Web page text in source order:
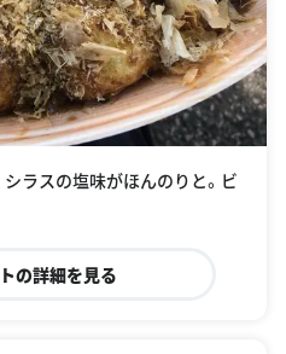
ラスの塩味がほんのりと。ビ
の詳細を見る